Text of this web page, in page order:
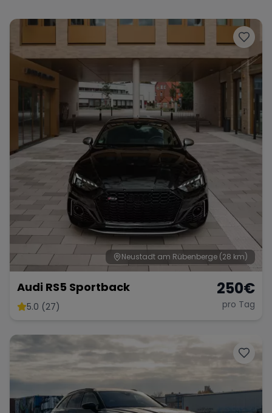
Porsche Ferrari
McLaren Ford Jaguar
Tesla Chevrolet Dodge
Bentley Rolls Royce Aston Martin
Bugatti
Corvette
Wann
Zeitraum wählen
Neustadt am Rübenberge (28 km)
Audi RS5 Sportback
5.0 (27)
250€
pro Tag